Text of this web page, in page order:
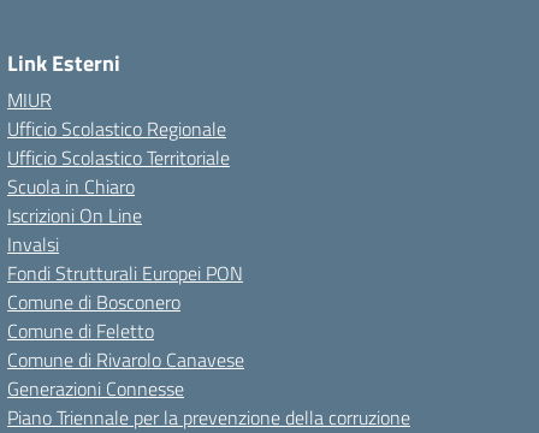
Link Esterni
MIUR
Ufficio Scolastico Regionale
Ufficio Scolastico Territoriale
Scuola in Chiaro
Iscrizioni On Line
Invalsi
Fondi Strutturali Europei PON
Comune di Bosconero
Comune di Feletto
Comune di Rivarolo Canavese
Generazioni Connesse
Piano Triennale per la prevenzione della corruzione